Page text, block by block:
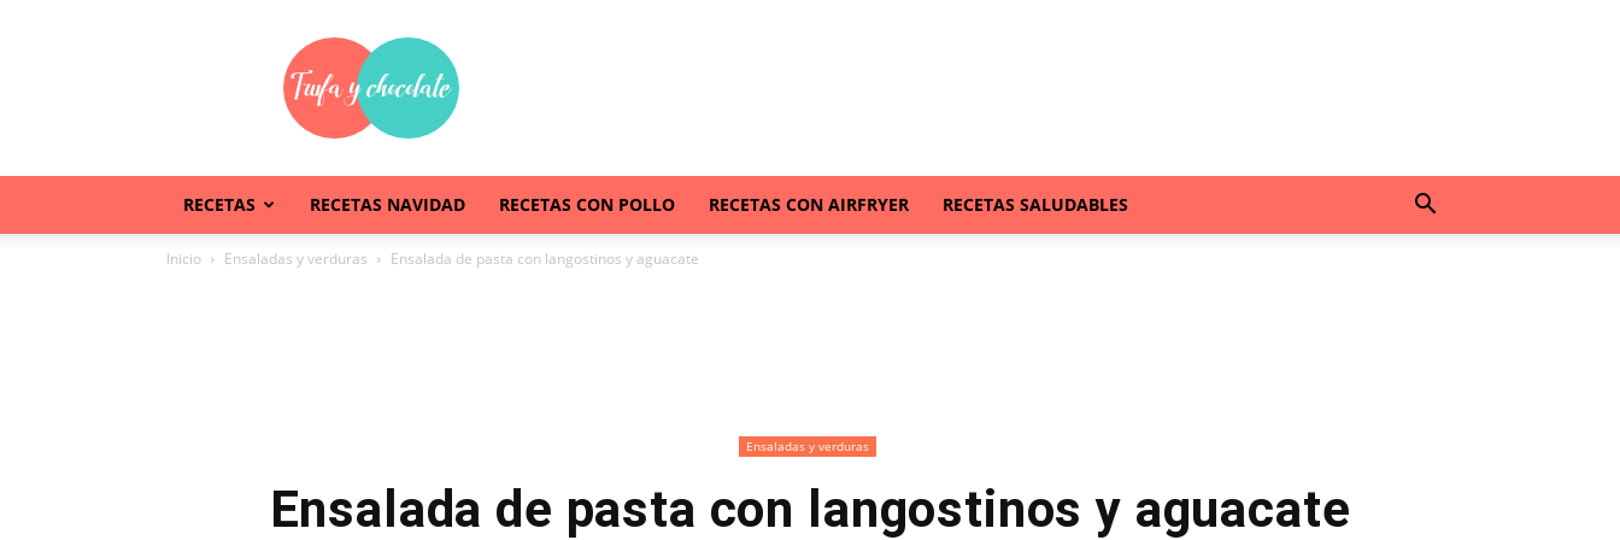
Trufaychocolate
RECETAS RECETAS NAVIDAD RECETAS CON POLLO RECETAS CON AIRFRYER RECETAS SALUDABLES
Inicio Ensaladas y verduras Ensalada de pasta con langostinos y aguacate
Ensaladas y verduras
Ensalada de pasta con langostinos y aguacate